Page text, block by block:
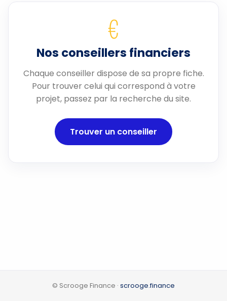
€
Nos conseillers financiers
Chaque conseiller dispose de sa propre fiche.
Pour trouver celui qui correspond à votre
projet, passez par la recherche du site.
Trouver un conseiller
© Scrooge Finance · scrooge.finance